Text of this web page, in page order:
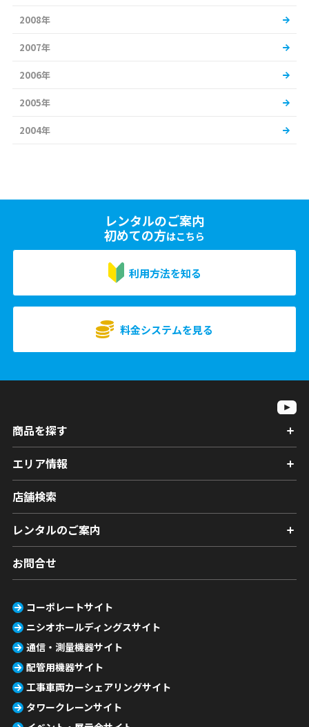
2008年
2007年
2006年
2005年
2004年
レンタルのご案内
初めての方はこちら
利用方法を知る
料金システムを見る
商品を探す
エリア情報
店舗検索
レンタルのご案内
お問合せ
コーポレートサイト
ニシオホールディングスサイト
通信・測量機器サイト
配管用機器サイト
工事車両カーシェアリングサイト
タワークレーンサイト